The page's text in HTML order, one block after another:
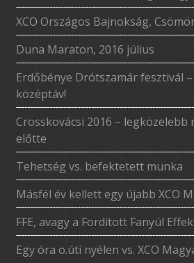
XCO Országos Bajnokság,
Duna Maraton, 2016 július
Erdőbénye Drótszamár fesztivál
középtáv!
Crosskovácsi 2016 – legközelebb
előtte
Tehetség vs. befektetett munka
Másfél év kellett egy újabb XCO
FFE, avagy a Fordított Fanyúl
Egy óra o.úti nyélen vs. XCO